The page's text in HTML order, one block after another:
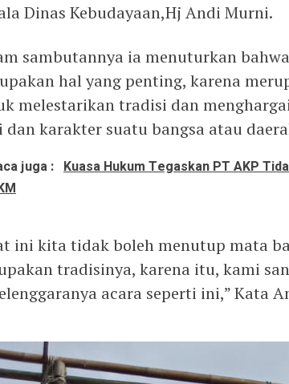
Dinas Kebudayaan,Hj Andi Murni.
sambutannya ia menuturkan
hal yang penting, karena
melestarikan tradisi dan
dan karakter suatu bangsa atau
juga : Kuasa Hukum Tegaskan PT AKP
ini kita tidak boleh menutup mata
tradisinya, karena itu, kami
acara seperti ini,” Kata